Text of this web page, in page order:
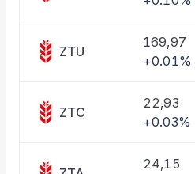
ZTU
169,97
+0.01%
ZTC
22,93
+0.03%
24,15